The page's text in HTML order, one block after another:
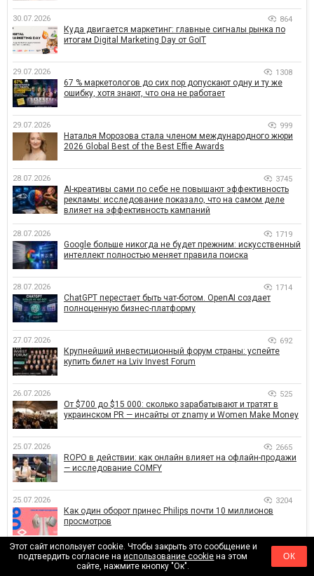
30.07.2026 864
Куда двигается маркетинг: главные сигналы рынка по
итогам Digital Marketing Day от GoIT
29.07.2026 1308
67 % маркетологов до сих пор допускают одну и ту же
ошибку, хотя знают, что она не работает
29.07.2026 999
Наталья Морозова стала членом международного жюри
2026 Global Best of the Best Effie Awards
28.07.2026 3745
AI-креативы сами по себе не повышают эффективность
рекламы: исследование показало, что на самом деле
влияет на эффективность кампаний
28.07.2026 1719
Google больше никогда не будет прежним: искусственный
интеллект полностью меняет правила поиска
28.07.2026 1714
ChatGPT перестает быть чат-ботом. OpenAI создает
полноценную бизнес-платформу
27.07.2026 692
Крупнейший инвестиционный форум страны: успейте
купить билет на Lviv Invest Forum
26.07.2026 525
От $700 до $15 000: сколько зарабатывают и тратят в
украинском PR — инсайты от znamy и Women Make Money
25.07.2026 2665
ROPO в действии: как онлайн влияет на офлайн-продажи
— исследование COMFY
25.07.2026 3204
Как один оборот принес Philips почти 10 миллионов
просмотров
24.07.2026 2003
От Львова до Харькова: Glovo Academy масштабирует
Этот сайт использует cookie. Чтобы закрыть это сообщение и
подтвердить согласие наиспользование cookie на этом
сайте, нажмите кнопку "Ок".
ОК